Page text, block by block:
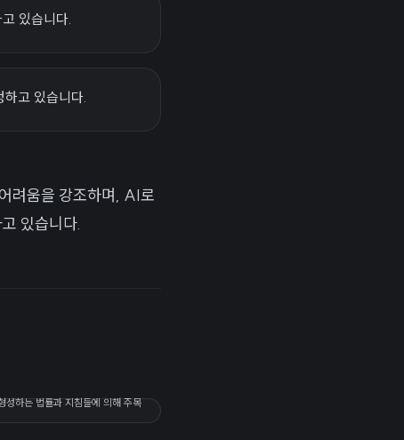
있습니다.
고 있습니다.
려움을 강조하며, AI로
있습니다.
하는 법률과 지침들에 의해 주목